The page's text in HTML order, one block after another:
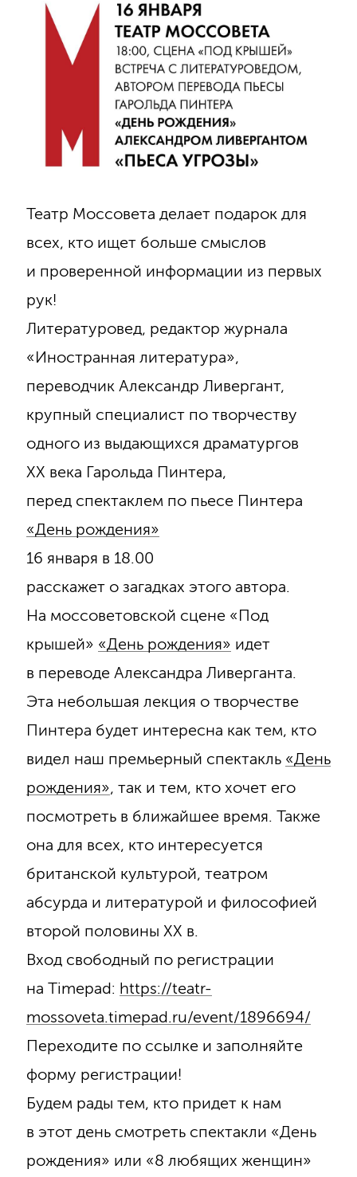
Театр Моссовета делает подарок для
всех, кто ищет больше смыслов
и проверенной информации из первых
рук!
Литературовед, редактор журнала
«Иностранная литература»,
переводчик Александр Ливергант,
крупный специалист по творчеству
одного из выдающихся драматургов
ХХ века Гарольда Пинтера,
перед спектаклем по пьесе Пинтера
«День рождения»
16 января в 18.00
расскажет о загадках этого автора.
На моссоветовской сцене «Под
крышей» «День рождения» идет
в переводе Александра Ливерганта.
Эта небольшая лекция о творчестве
Пинтера будет интересна как тем, кто
видел наш премьерный спектакль «День
рождения», так и тем, кто хочет его
посмотреть в ближайшее время. Также
она для всех, кто интересуется
британской культурой, театром
абсурда и литературой и философией
второй половины ХХ в.
Вход свободный по регистрации
на Timepad: https://teatr-
mossoveta.timepad.ru/­event/­1896694/­
Переходите по ссылке и заполняйте
форму регистрации!
Будем рады тем, кто придет к нам
в этот день смотреть спектакли «День
рождения» или «8 любящих женщин»